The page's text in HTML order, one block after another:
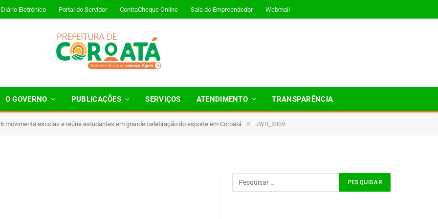
Diário Eletrônico Portal do Servidor ContraCheque Online Sala do Empreendedor Webmail
O GOVERNO PUBLICAÇÕES SERVIÇOS ATENDIMENTO TRANSPARÊNCIA
movimenta escolas e reúne estudantes em grande celebração do esporte em Coroatá » JWR_8309